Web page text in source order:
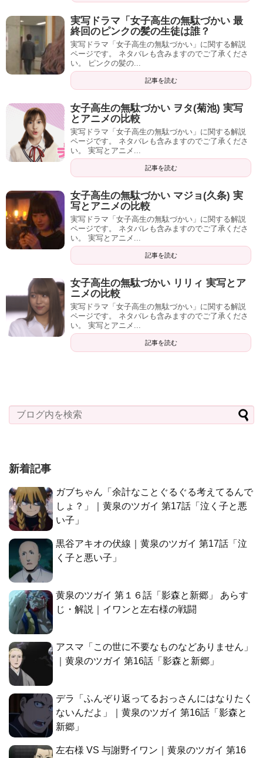
実写ドラマ「女子高生の無駄づかい 最
終回のピンクの髪の生徒は誰？
実写ドラマ「女子高生の無駄づかい」に関する解説
ページです。 ネタバレも含みますのでご了承くださ
い。 ピンクの髪の...
記事を読む
女子高生の無駄づかい ヲタ(菊池) 実写
とアニメの比較
実写ドラマ「女子高生の無駄づかい」に関する解説
ページです。 ネタバレも含みますのでご了承くださ
い。 実写とアニメ...
記事を読む
女子高生の無駄づかい マジョ(久条) 実
写とアニメの比較
実写ドラマ「女子高生の無駄づかい」に関する解説
ページです。 ネタバレも含みますのでご了承くださ
い。 実写とアニメ...
記事を読む
女子高生の無駄づかい リリィ 実写とア
ニメの比較
実写ドラマ「女子高生の無駄づかい」に関する解説
ページです。 ネタバレも含みますのでご了承くださ
い。 実写とアニメ...
記事を読む
新着記事
ガブちゃん「余計なことぐるぐる考えてるんで
しょ？」｜黄泉のツガイ 第17話「泣く子と悪
い子」
黒谷アキオの伏線｜黄泉のツガイ 第17話「泣
く子と悪い子」
黄泉のツガイ 第１６話「影森と新郷」 あらす
じ・解説｜イワンと左右様の戦闘
アスマ「この世に不要なものなどありません」
｜黄泉のツガイ 第16話「影森と新郷」
デラ「ふんぞり返ってるおっさんにはなりたく
ないんだよ」｜黄泉のツガイ 第16話「影森と
新郷」
左右様 VS 与謝野イワン｜黄泉のツガイ 第16